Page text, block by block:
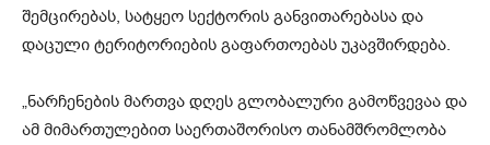
შემცირებას, სატყეო სექტორის განვითარებასა და
დაცული ტერიტორიების გაფართოებას უკავშირდება.
„ნარჩენების მართვა დღეს გლობალური გამოწვევაა და
ამ მიმართულებით საერთაშორისო თანამშრომლობა